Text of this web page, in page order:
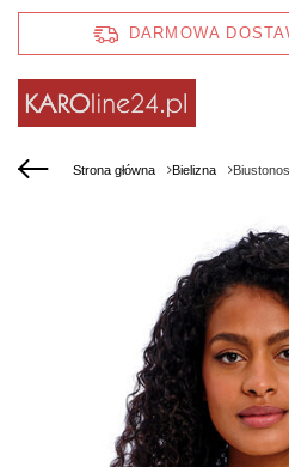
DARMOWA
Strona główna Bielizna